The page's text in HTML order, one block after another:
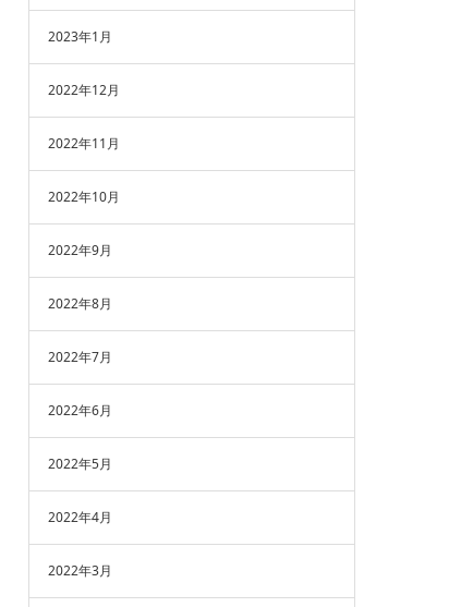
2023年1月
2022年12月
2022年11月
2022年10月
2022年9月
2022年8月
2022年7月
2022年6月
2022年5月
2022年4月
2022年3月